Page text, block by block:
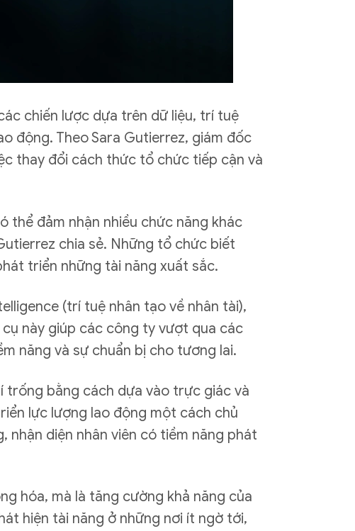
chiến lược dựa trên dữ liệu, trí tuệ
động. Theo Sara Gutierrez, giám đốc
thay đổi cách thức tổ chức tiếp cận và
thể đảm nhận nhiều chức năng khác
chia sẻ. Những tổ chức biết
triển những tài năng xuất sắc.
(trí tuệ nhân tạo về nhân tài),
này giúp các công ty vượt qua các
năng và sự chuẩn bị cho tương lai.
trống bằng cách dựa vào trực giác và
lực lượng lao động một cách chủ
nhận diện nhân viên có tiềm năng phát
hóa, mà là tăng cường khả năng của
hiện tài năng ở những nơi ít ngờ tới,